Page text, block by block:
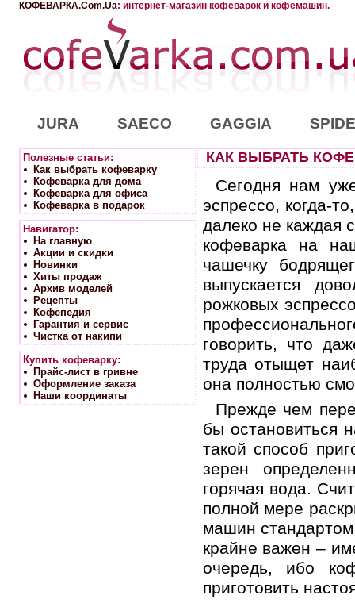
КОФЕВАРКА.Com.Ua: интернет-магазин кофеварок и кофемашин.
JURA SAECO GAGGIA
Полезные статьи:
Как выбрать кофеварку
Кофеварка для дома
Кофеварка для офиса
Кофеварка в подарок
Навигатор:
На главную
Акции и скидки
Новинки
Хиты продаж
Архив моделей
Рецепты
Кофепедия
Гарантия и сервис
Чистка от накипи
Купить кофеварку:
Прайс-лист в гривне
Оформление заказа
Наши координаты
КАК ВЫБРАТЬ
Сегодня нам
эспрессо, когда-
далеко не каждая
кофеварка на
чашечку
выпускается
рожковых
говорить, что
труда отыщет
она полностью
Прежде чем
бы остановиться
такой способ
зерен
горячая вода.
полной мере
машин
крайне важен –
очередь, ибо
приготовить